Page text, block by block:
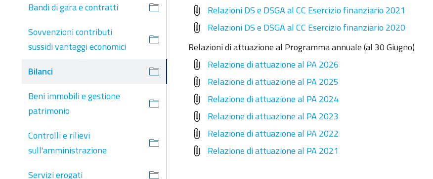
Bandi di gara e contratti
Sovvenzioni contributi
sussidi vantaggi economici
Bilanci
Beni immobili e gestione
patrimonio
Controlli e rilievi
sull'amministrazione
Servizi erogati
attach_file Relazioni DS e DSGA al CC Esercizio finanziario 2021
attach_file
Relazioni DS e DSGA al CC Esercizio finanziario 2020
Relazioni di attuazione al Programma annuale (al 30 Giugno)
attach_file Relazione di attuazione al PA 2026
attach_file Relazione di attuazione al PA 2025
attach_file Relazione di attuazione al PA 2024
attach_file Relazione di attuazione al PA 2023
attach_file Relazione di attuazione al PA 2022
attach_file Relazione di attuazione al PA 2021